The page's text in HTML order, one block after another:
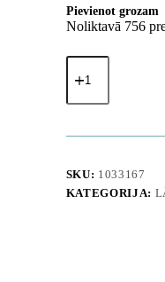
Pievienot grozam
Noliktavā 756
Magnētisks
USB-
lādētājs
Galaxy
1m
-
melns
SKU: 1033167
KATEGORIJA: